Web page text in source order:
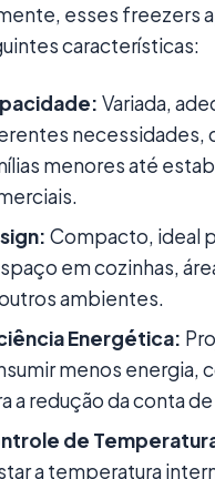
esses freezers
características:
Variada,
necessidades,
menores até
Compacto, ideal
em cozinhas,
ambientes.
Energética:
menos energia,
a redução da conta de
de
a temperatura